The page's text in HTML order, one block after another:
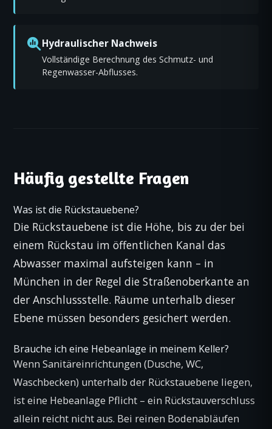
Hydraulischer Nachweis
Vollständige Berechnung des Schmutz- und
Regenwasser-Abflusses.
Häufig gestellte Fragen
Was ist die Rückstauebene?
Die Rückstauebene ist die Höhe, bis zu der bei
einem Rückstau im öffentlichen Kanal das
Abwasser maximal aufsteigen kann – in
München in der Regel die Straßenoberkante an
der Anschlussstelle. Räume unterhalb dieser
Ebene müssen besonders gesichert werden.
Brauche ich eine Hebeanlage in meinem Keller?
Wenn Sanitäreinrichtungen (Dusche, WC,
Waschbecken) unterhalb der Rückstauebene liegen,
ist eine Hebeanlage Pflicht – ein Rückstauverschluss
allein reicht nicht aus. Bei reinen Bodenabläufen